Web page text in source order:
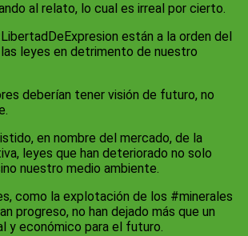
al relato, lo cual es irreal por cierto.
están a la orden del
leyes en detrimento de nuestro
deberían tener visión de futuro, no
en nombre del mercado, de la
leyes que han deteriorado no solo
nuestro medio ambiente.
como la explotación de los #minerales
progreso, no han dejado más que un
y económico para el futuro.